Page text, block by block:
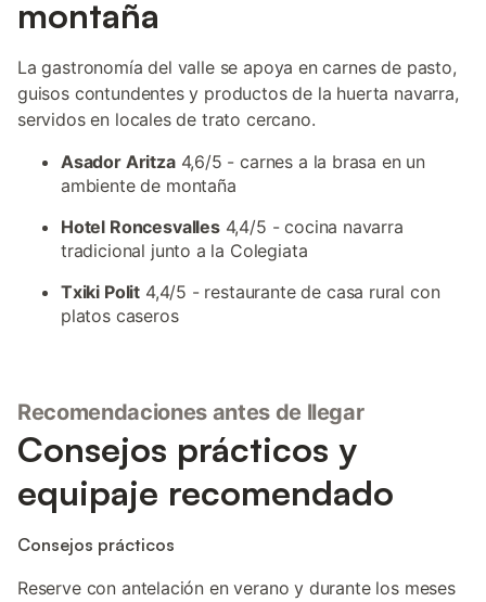
montaña
La gastronomía del valle se apoya en carnes de pasto,
guisos contundentes y productos de la huerta navarra,
servidos en locales de trato cercano.
Asador Aritza4,6/5 - carnes a la brasa en un
ambiente de montaña
Hotel Roncesvalles4,4/5 - cocina navarra
tradicional junto a la Colegiata
Txiki Polit 4,4/5 - restaurante de casa rural con
platos caseros
Recomendaciones antes de llegar
Consejos prácticos y
equipaje recomendado
Consejos prácticos
Reserve con antelación en verano y durante los meses